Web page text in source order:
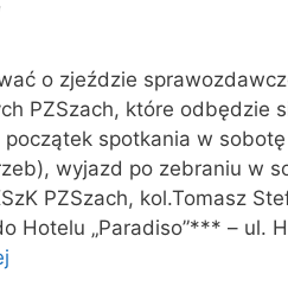
o zjeździe
PZSzach, które odbędzie
początek spotkania w
wyjazd po zebraniu w
PZSzach, kol.Tomasz
Hotelu „Paradiso”*** – ul.